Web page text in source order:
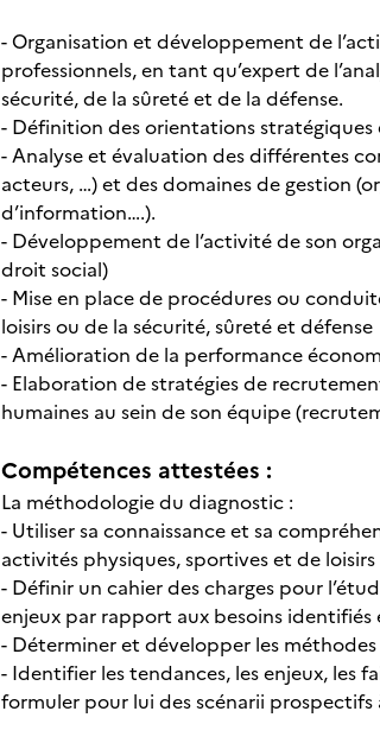
- Organisation et développement de
professionnels, en tant qu’expert de
sécurité, de la sûreté et de la défense.
- Définition des orientations
- Analyse et évaluation des différentes
acteurs, …) et des domaines de gestion
d’information….).
- Développement de l’activité de son
droit social)
- Mise en place de procédures ou
loisirs ou de la sécurité, sûreté et défense
- Amélioration de la performance
- Elaboration de stratégies de
humaines au sein de son équipe
Compétences attestées :
La méthodologie du diagnostic :
- Utiliser sa connaissance et sa
activités physiques, sportives et de
- Définir un cahier des charges pour
enjeux par rapport aux besoins
- Déterminer et développer les
- Identifier les tendances, les enjeux, les
formuler pour lui des scénarii prospectifs